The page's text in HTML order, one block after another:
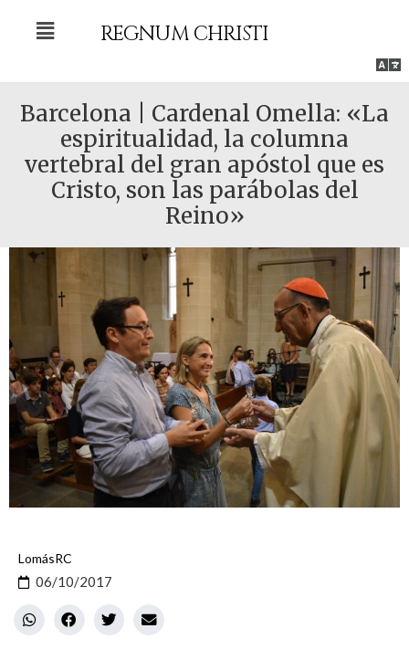
Menú REGNUM CHRISTI
Barcelona | Cardenal Omella: «La
espiritualidad, la columna
vertebral del gran apóstol que es
Cristo, son las parábolas del
Reino»
LomásRC
06/10/2017